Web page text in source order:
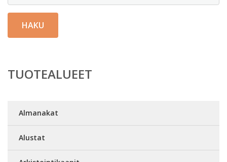
HAKU
TUOTEALUEET
Almanakat
Alustat